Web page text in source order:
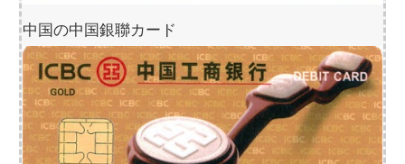
中国の中国銀聯カード